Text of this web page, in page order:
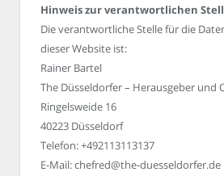
Hinweis zur verantwortlichen
Die verantwortliche Stelle für die
dieser Website ist:
Rainer Bartel
The Düsseldorfer – Herausgeber und
Ringelsweide 16
40223 Düsseldorf
Telefon: +492113113137
E-Mail: chefred@the-duesseldorfer.de